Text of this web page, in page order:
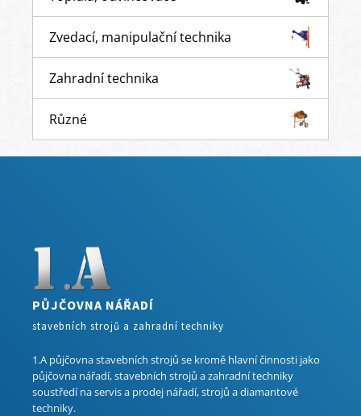
Zvedací, manipulační technika
Zahradní technika
Různé
PŮJČOVNA NÁŘADÍ
stavebních strojů a zahradní techniky
1.A půjčovna stavebních strojů se kromě hlavní činnosti jako
půjčovna nářadí, stavebních strojů a zahradní techniky
soustředí na servis a prodej nářadí, strojů a diamantové
techniky.